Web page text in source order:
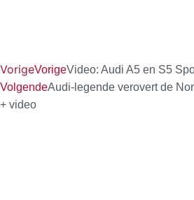
VorigeVorigeVideo: Audi A5 en S5
VolgendeAudi-legende verovert de
+ video